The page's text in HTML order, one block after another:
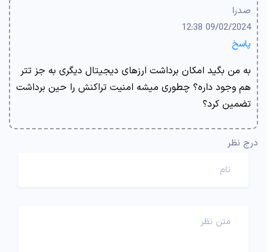
صدرا
09/02/2024 12:38
پاسخ
به من بگید امکان برداشت ارزهای دیجیتال دیگری به جز تتر
هم وجود داره؟ چطوری میشه امنیت تراکنش را حین برداشت
تضمین کرد؟
درج نظر